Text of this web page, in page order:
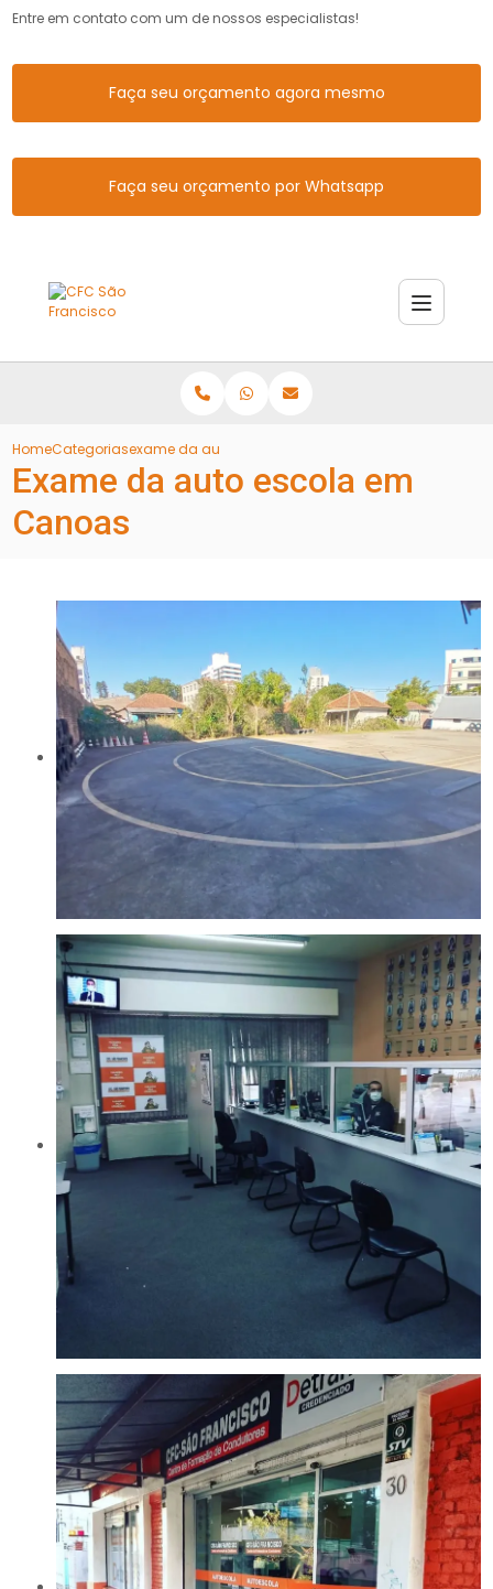
Entre em contato com um de nossos especialistas!
Faça seu orçamento agora mesmo
Faça seu orçamento por Whatsapp
HomeCategoriasexame da auto escola canoas
Exame da auto escola em
Canoas